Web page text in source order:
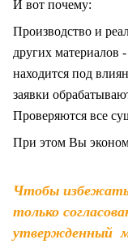
И вот почему:
Производство и
других материалов
находится под
заявки
Проверяются все
При этом Вы
Чтобы избежать
только
утвержденный